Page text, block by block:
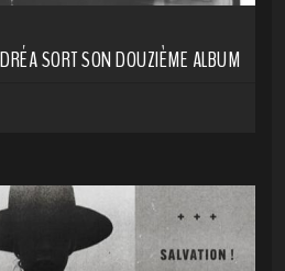
SORT SON DOUZIÈME ALBUM